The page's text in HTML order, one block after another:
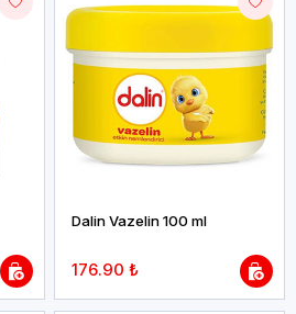
Dalin Vazelin 100 ml
176.90 ₺